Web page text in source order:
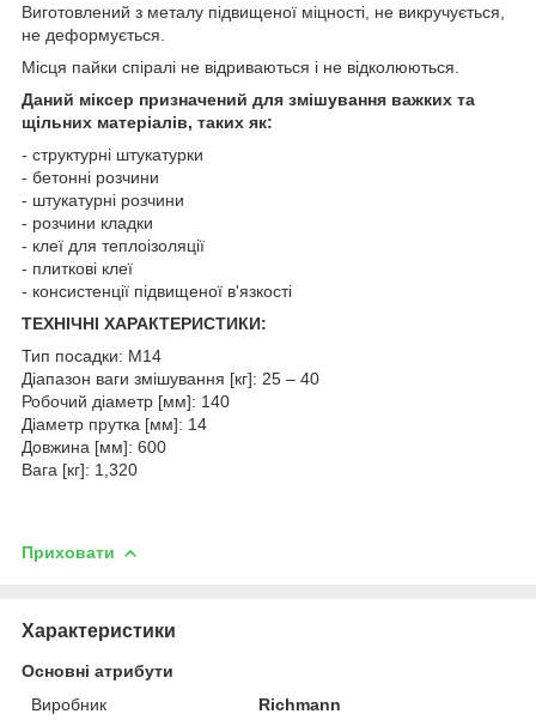
Виготовлений з металу підвищеної міцності, не викручується,
не деформується.
Місця пайки спіралі не відриваються і не відколюються.
Даний міксер призначений для змішування важких та
щільних матеріалів, таких як:
- структурні штукатурки
- бетонні розчини
- штукатурні розчини
- розчини кладки
- клеї для теплоізоляції
- плиткові клеї
- консистенції підвищеної в'язкості
ТЕХНІЧНІ ХАРАКТЕРИСТИКИ:
Тип посадки: M14
Діапазон ваги змішування [кг]: 25 – 40
Робочий діаметр [мм]: 140
Діаметр прутка [мм]: 14
Довжина [мм]: 600
Вага [кг]: 1,320
Приховати
Характеристики
Основні атрибути
Виробник
Richmann